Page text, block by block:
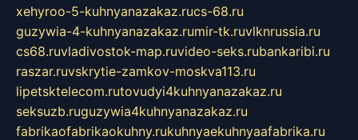
xehyroo-5-kuhnyanazakaz.rucs-68.ru
guzywia-4-kuhnyanazakaz.rumir-tk.ruvlknrussia.ru
cs68.ruvladivostok-map.ruvideo-seks.rubankaribi.ru
raszar.ruvskrytie-zamkov-moskva113.ru
lipetsktelecom.rutovudyi4kuhnyanazakaz.ru
seksuzb.ruguzywia4kuhnyanazakaz.ru
fabrikaofabrikaokuhny.rukuhnyaekuhnyaafabrika.ru